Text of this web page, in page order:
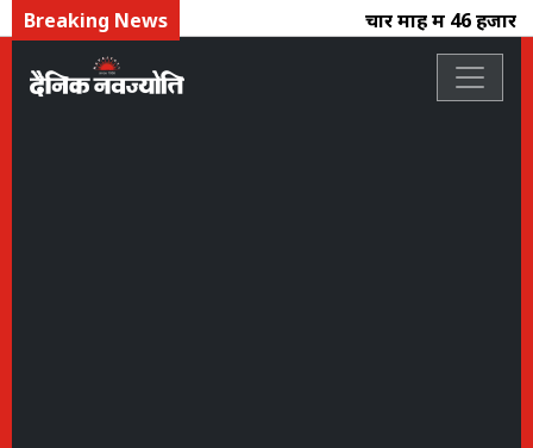
Breaking News चार माह में 46 हजार